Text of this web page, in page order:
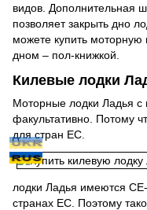
видов. Дополнительная
позволяет закрыть дно
можете купить моторную
дном – пол-книжкой.
Килевые лодки
Моторные лодки Ладья с
факультативно. Потому
для стран ЕС.
лодки Ладья имеются
странах ЕС. Поэтому